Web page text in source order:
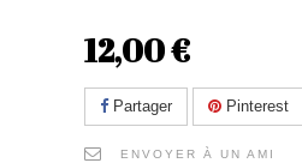
12,00 €
Partager Pinterest
ENVOYER À UN AMI